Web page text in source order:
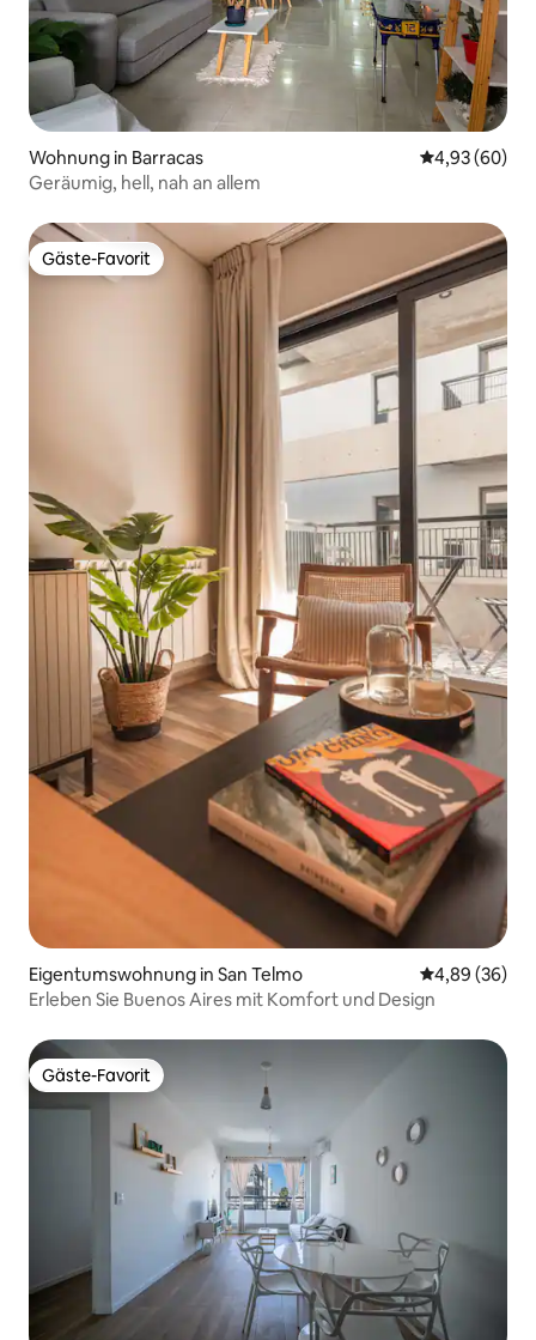
Wohnung in Barracas
4,93 (60)
Geräumig, hell, nah an allem
Gäste-Favorit
Gäste-Favorit
Eigentumswohnung in San Telmo
4,89 (36)
Erleben Sie Buenos Aires mit Komfort und Design
Gäste-Favorit
Gäste-Favorit